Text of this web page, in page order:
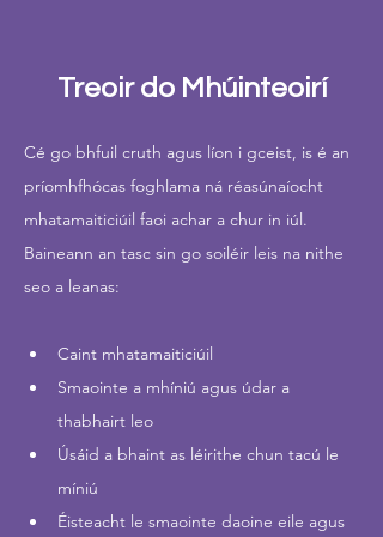
Treoir do Mhúinteoirí
Cé go bhfuil cruth agus líon i gceist, is é an
príomhfhócas foghlama ná réasúnaíocht
mhatamaiticiúil faoi achar a chur in iúl.
Baineann an tasc sin go soiléir leis na nithe
seo a leanas:
Caint mhatamaiticiúil
Smaointe a mhíniú agus údar a
thabhairt leo
Úsáid a bhaint as léirithe chun tacú le
míniú
Éisteacht le smaointe daoine eile agus